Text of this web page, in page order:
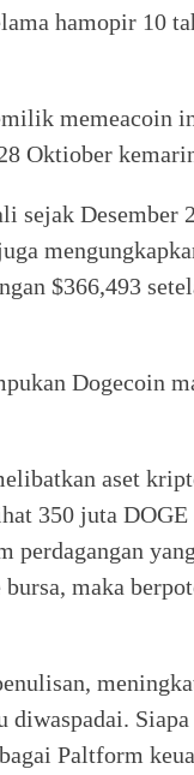
hamopir 10
memeacoin
Oktiober
sejak Desember
$366,493
Dogecoin
aset
350 juta
maka
Paltform